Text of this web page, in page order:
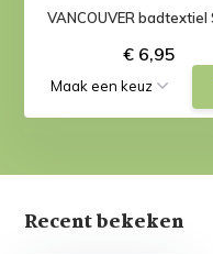
VANCOUVER badtextiel
€ 6,95
Recent bekeken